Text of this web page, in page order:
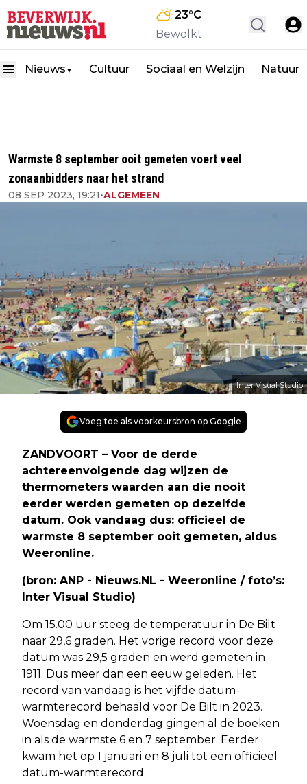
23°C
Bewolkt
Nieuws ▼ Cultuur Sociaal en Welzijn Natuur
Warmste 8 september ooit gemeten voert veel
zonaanbidders naar het strand
08 SEP 2023, 19:21•ALGEMEEN
Inter Visual Studio
Voeg toe als voorkeursbron op Google
ZANDVOORT – Voor de derde
achtereenvolgende dag wijzen de
thermometers waarden aan die nooit
eerder werden gemeten op dezelfde
datum. Ook vandaag dus: officieel de
warmste 8 september ooit gemeten, aldus
Weeronline.
(bron: ANP - Nieuws.NL - Weeronline / foto’s:
Inter Visual Studio)
Om 15.00 uur steeg de temperatuur in De Bilt
naar 29,6 graden. Het vorige record voor deze
datum was 29,5 graden en werd gemeten in
1911. Dus meer dan een eeuw geleden. Het
record van vandaag is het vijfde datum-
warmterecord behaald voor De Bilt in 2023.
Woensdag en donderdag gingen al de boeken
in als de warmste 6 en 7 september. Eerder
kwam het op 1 januari en 8 juli tot een officieel
datum-warmterecord.